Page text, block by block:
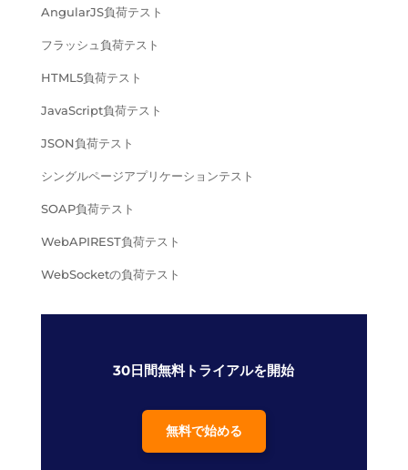
AngularJS負荷テスト
フラッシュ負荷テスト
HTML5負荷テスト
JavaScript負荷テスト
JSON負荷テスト
シングルページアプリケーションテスト
SOAP負荷テスト
WebAPIREST負荷テスト
WebSocketの負荷テスト
30日間無料トライアルを開始
無料で始める